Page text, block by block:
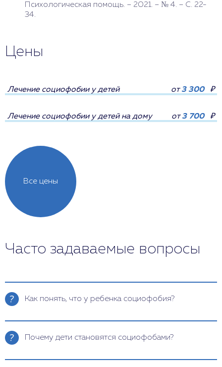
Психологическая помощь. – 2021. – № 4. – С. 22-
34.
Цены
Все цены
Лечение социофобии у детей от3 300 ₽
Лечение социофобии у детей на дому от3 700 ₽
Часто задаваемые вопросы
Как понять, что у ребенка социофобия?
Симптомы социофобии могут варьироваться от
атак. Основными признаками — беспокойство о
публичных выступлений потливость, учащенное
Почему дети становятся социофобами?
Социофобия обусловлена сочетанием